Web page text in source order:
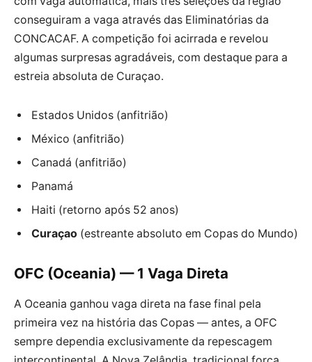
conseguiram a vaga através das Eliminatórias da
CONCACAF. A competição foi acirrada e revelou
algumas surpresas agradáveis, com destaque para a
estreia absoluta de Curaçao.
Estados Unidos (anfitrião)
México (anfitrião)
Canadá (anfitrião)
Panamá
Haiti (retorno após 52 anos)
Curaçao (estreante absoluto em Copas do Mundo)
OFC (Oceania) — 1 Vaga Direta
A Oceania ganhou vaga direta na fase final pela
primeira vez na história das Copas — antes, a OFC
sempre dependia exclusivamente da repescagem